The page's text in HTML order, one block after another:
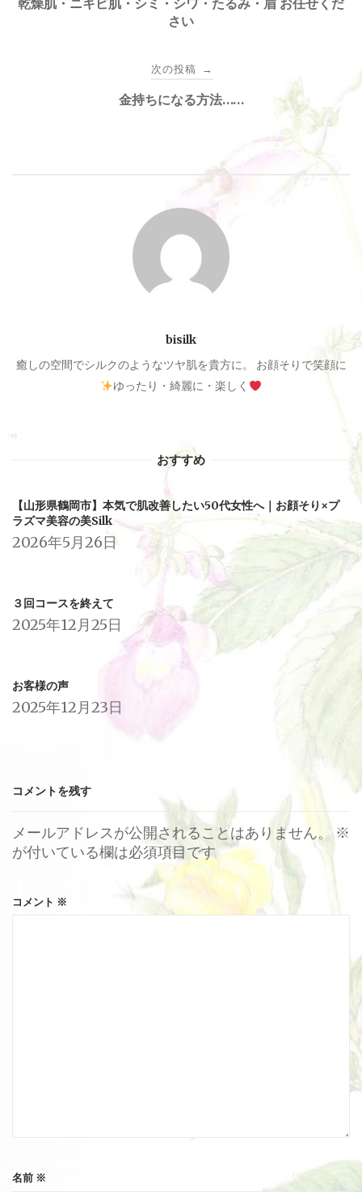
稿
さい
次の投稿 →
金持ちになる方法……
bisilk
癒しの空間でシルクのようなツヤ肌を貴方に。 お顔そりで笑顔に
ゆったり・綺麗に・楽しく
おすすめ
【山形県鶴岡市】本気で肌改善したい50代女性へ｜お顔そり×プ
ラズマ美容の美Silk
2026年5月26日
３回コースを終えて
2025年12月25日
お客様の声
2025年12月23日
コメントを残す
メールアドレスが公開されることはありません。
※
が付いている欄は必須項目です
コメント ※
名前 ※